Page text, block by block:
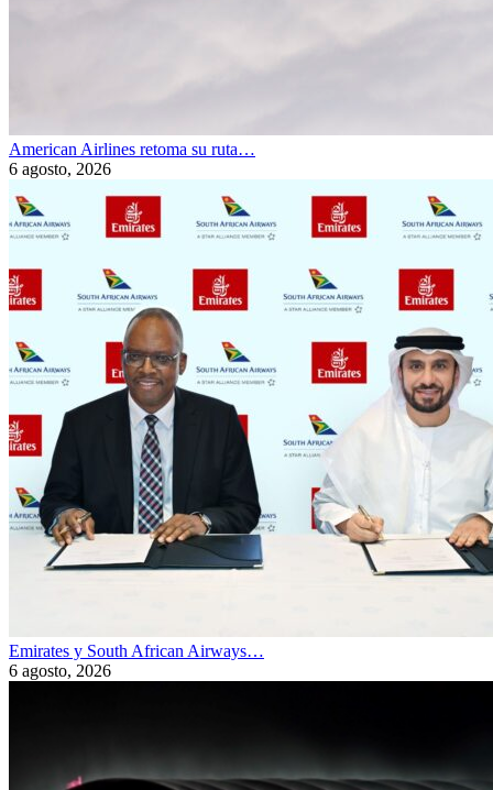
American Airlines retoma su ruta…
6 agosto, 2026
Emirates y South African Airways…
6 agosto, 2026